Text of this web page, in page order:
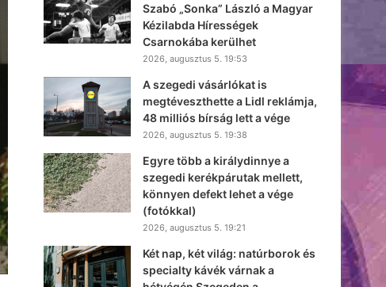
Szabó „Sonka” László a Magyar
Kézilabda Hírességek
Csarnokába kerülhet
2026, augusztus 5. 19:53
A szegedi vásárlókat is
megtéveszthette a Lidl reklámja,
48 milliós bírság lett a vége
2026, augusztus 5. 19:38
Egyre több a királydinnye a
szegedi kerékpárutak mellett,
könnyen defekt lehet a vége
(fotókkal)
2026, augusztus 5. 19:21
Két nap, két világ: natúrborok és
specialty kávék várnak a